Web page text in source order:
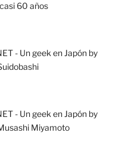
60 años
- Un geek en Japón by
- Un geek en Japón by
Miyamoto